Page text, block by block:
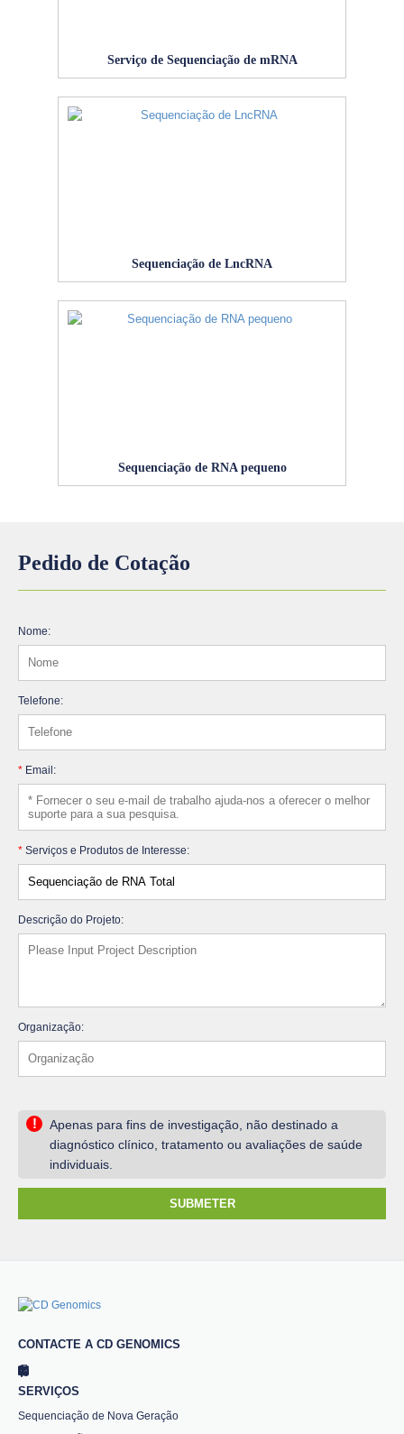
Serviço de Sequenciação de mRNA
Sequenciação de LncRNA
Sequenciação de RNA pequeno
Pedido de Cotação
Nome:
Telefone:
* Email:
* Serviços e Produtos de Interesse:
Descrição do Projeto:
Organização:
!
Apenas para fins de investigação, não destinado a
diagnóstico clínico, tratamento ou avaliações de saúde
individuais.
SUBMETER
CONTACTE A CD GENOMICS
SERVIÇOS
Sequenciação de Nova Geração